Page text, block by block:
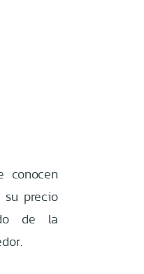
conocen
su precio
de la